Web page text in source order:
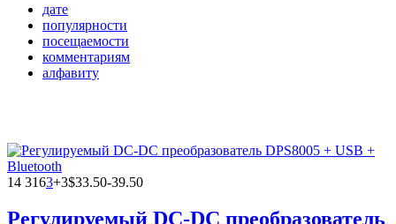
дате
популярности
посещаемости
комментариям
алфавиту
14 3163+3$33.50-39.50
Регулируемый DC-DC преобразователь